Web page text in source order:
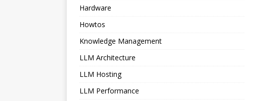
Hardware
Howtos
Knowledge Management
LLM Architecture
LLM Hosting
LLM Performance